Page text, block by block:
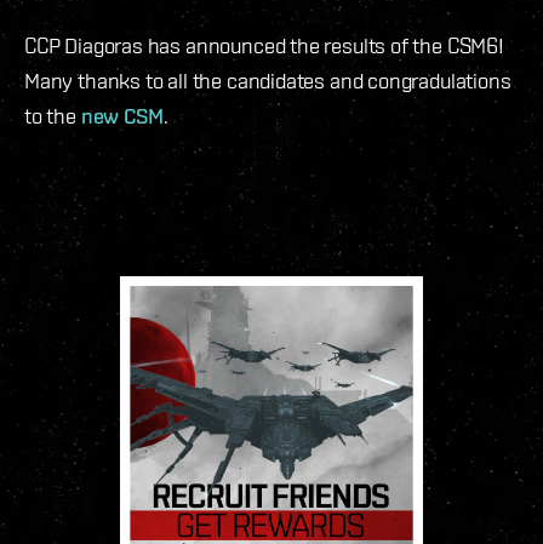
CCP Diagoras has announced the results of the CSM6!
Many thanks to all the candidates and congradulations
to the new CSM.